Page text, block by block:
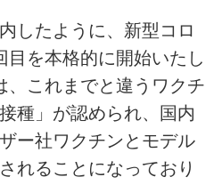
したように、新型コロ
目を本格的に開始いたし
、これまでと違うワクチ
種」が認められ、国内
ー社ワクチンとモデル
れることになっており